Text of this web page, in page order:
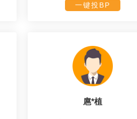
一键投BP
扈*植